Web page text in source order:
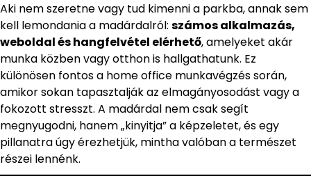
Aki nem szeretne vagy tud kimenni a parkba, annak sem
kell lemondania a madárdalról: számos alkalmazás,
weboldal és hangfelvétel elérhető, amelyeket akár
munka közben vagy otthon is hallgathatunk. Ez
különösen fontos a home office munkavégzés során,
amikor sokan tapasztalják az elmagányosodást vagy a
fokozott stresszt. A madárdal nem csak segít
megnyugodni, hanem „kinyitja” a képzeletet, és egy
pillanatra úgy érezhetjük, mintha valóban a természet
részei lennénk.